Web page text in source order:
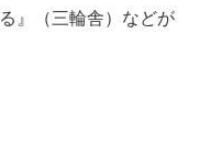
』（三輪舎）などが